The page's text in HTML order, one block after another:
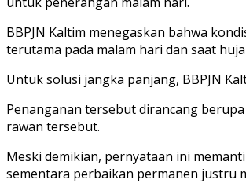
BBPJN Kaltim menegaskan bahwa
terutama pada malam hari dan saat
Untuk solusi jangka panjang, BBPJN
Penanganan tersebut dirancang
rawan tersebut.
Meski demikian, pernyataan ini
sementara perbaikan permanen justru